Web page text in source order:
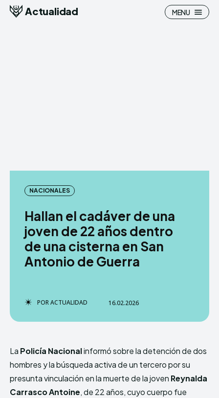
Actualidad MENU
NACIONALES
Hallan el cadáver de una
joven de 22 años dentro
de una cisterna en San
Antonio de Guerra
PORACTUALIDAD 16.02.2026
La Policía Nacionalinformó sobre la detención de dos
hombres y la búsqueda activa de un tercero por su
presunta vinculación en la muerte de la joven Reynalda
Carrasco Antoine, de 22 años, cuyo cuerpo fue